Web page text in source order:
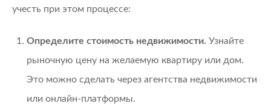
учесть при этом процессе:
Определите стоимость недвижимости. Узнайте
рыночную цену на желаемую квартиру или дом.
Это можно сделать через агентства недвижимости
или онлайн-платформы.